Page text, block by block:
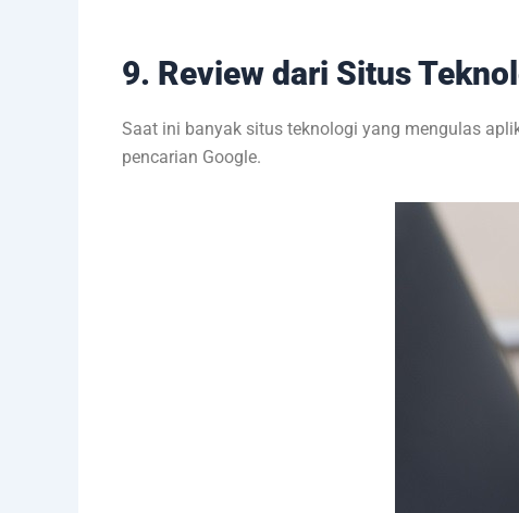
9. Review dari Situs
Saat ini banyak situs teknologi yang mengulas
pencarian Google.